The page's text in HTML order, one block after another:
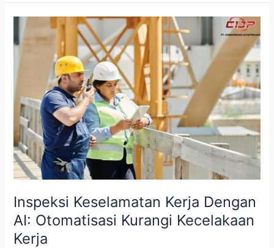
Inspeksi Keselamatan Kerja Dengan
AI: Otomatisasi Kurangi Kecelakaan
Kerja
Inspeksi
Keselamatan
Dengan
AI:
Otomatisasi
Kurangi
Kecelakaan
Kerja